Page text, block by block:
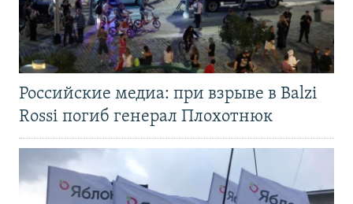
Российские медиа: при взрыве в Balzi
Rossi погиб генерал Плохотнюк